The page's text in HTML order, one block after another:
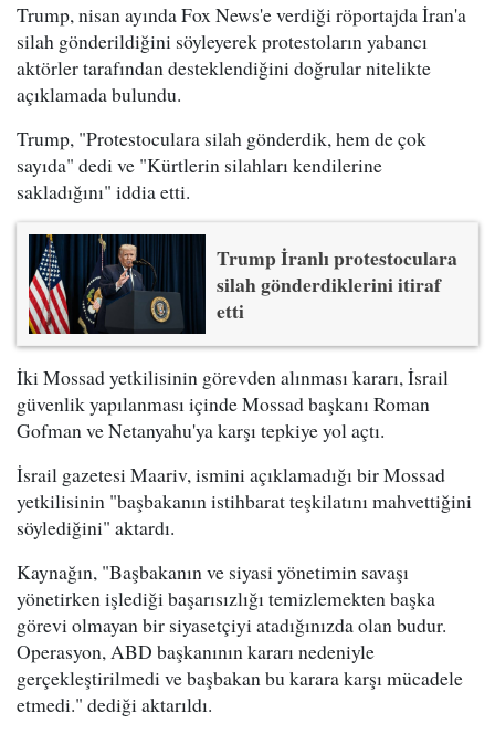
Trump, nisan ayında Fox News'e verdiği röportajda İran'a
silah gönderildiğini söyleyerek protestoların yabancı
aktörler tarafından desteklendiğini doğrular nitelikte
açıklamada bulundu.
Trump, "Protestoculara silah gönderdik, hem de çok
sayıda" dedi ve "Kürtlerin silahları kendilerine
sakladığını" iddia etti.
Trump İranlı protestoculara
silah gönderdiklerini itiraf
etti
İki Mossad yetkilisinin görevden alınması kararı, İsrail
güvenlik yapılanması içinde Mossad başkanı Roman
Gofman ve Netanyahu'ya karşı tepkiye yol açtı.
İsrail gazetesi Maariv, ismini açıklamadığı bir Mossad
yetkilisinin "başbakanın istihbarat teşkilatını mahvettiğini
söylediğini" aktardı.
Kaynağın, "Başbakanın ve siyasi yönetimin savaşı
yönetirken işlediği başarısızlığı temizlemekten başka
görevi olmayan bir siyasetçiyi atadığınızda olan budur.
Operasyon, ABD başkanının kararı nedeniyle
gerçekleştirilmedi ve başbakan bu karara karşı mücadele
etmedi." dediği aktarıldı.